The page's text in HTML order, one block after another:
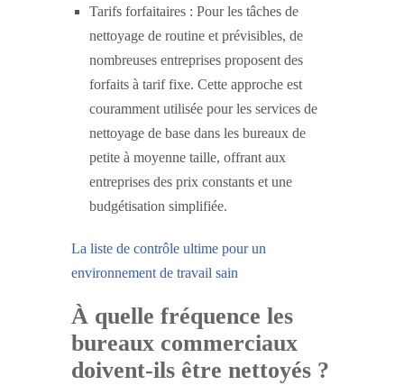
Tarifs forfaitaires : Pour les tâches de
nettoyage de routine et prévisibles, de
nombreuses entreprises proposent des
forfaits à tarif fixe. Cette approche est
couramment utilisée pour les services de
nettoyage de base dans les bureaux de
petite à moyenne taille, offrant aux
entreprises des prix constants et une
budgétisation simplifiée.
La liste de contrôle ultime pour un
environnement de travail sain
À quelle fréquence les
bureaux commerciaux
doivent-ils être nettoyés ?